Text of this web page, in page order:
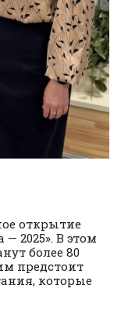
открытие
— 2025». В этом
более 80
предстоит
которые